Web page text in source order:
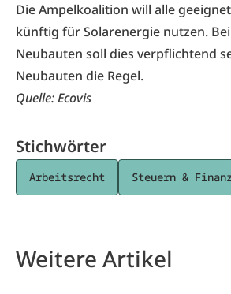
Die Ampelkoalition will alle
künftig für Solarenergie nutzen.
Neubauten soll dies verpflichtend
Neubauten die Regel.
Quelle: Ecovis
Stichwörter
Arbeitsrecht Steuern &
Weitere Artikel